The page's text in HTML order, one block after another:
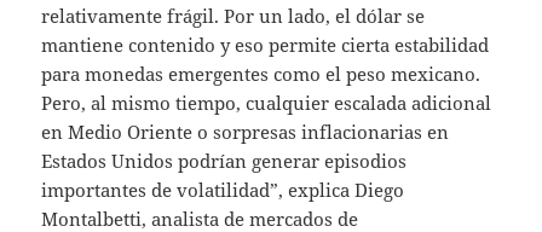
relativamente frágil. Por un lado, el dólar se
mantiene contenido y eso permite cierta estabilidad
para monedas emergentes como el peso mexicano.
Pero, al mismo tiempo, cualquier escalada adicional
en Medio Oriente o sorpresas inflacionarias en
Estados Unidos podrían generar episodios
importantes de volatilidad”, explica Diego
Montalbetti, analista de mercados de